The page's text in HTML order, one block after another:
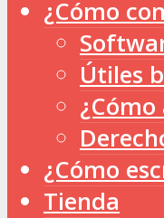
¿Cómo
Útiles
¿Cómo
Tienda